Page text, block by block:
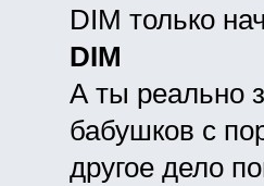
DIM только
DIM
А ты реально
бабушков с
другое дело